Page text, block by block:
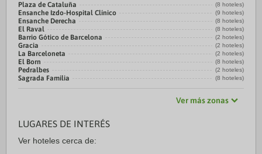
Plaza de Cataluña (8 hoteles)
Ensanche Izdo-Hospital Clínico (9 hoteles)
Ensanche Derecha (8 hoteles)
El Raval (8 hoteles)
Barrio Gótico de Barcelona (2 hoteles)
Gracia (2 hoteles)
La Barceloneta (2 hoteles)
El Born (8 hoteles)
Pedralbes (2 hoteles)
Sagrada Familia (8 hoteles)
Ver más zonas
LUGARES DE INTERÉS
Ver hoteles cerca de: